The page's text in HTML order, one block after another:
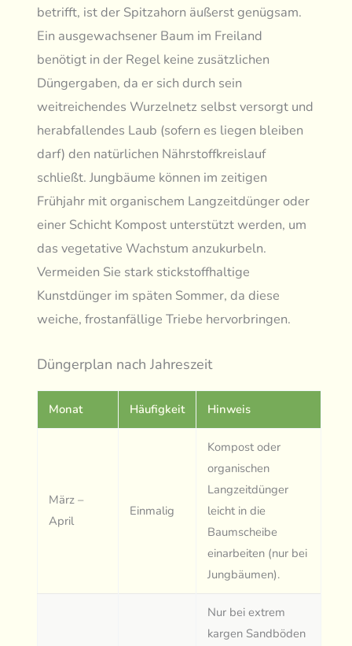
betrifft, ist der Spitzahorn äußerst genügsam.
Ein ausgewachsener Baum im Freiland
benötigt in der Regel keine zusätzlichen
Düngergaben, da er sich durch sein
weitreichendes Wurzelnetz selbst versorgt und
herabfallendes Laub (sofern es liegen bleiben
darf) den natürlichen Nährstoffkreislauf
schließt. Jungbäume können im zeitigen
Frühjahr mit organischem Langzeitdünger oder
einer Schicht Kompost unterstützt werden, um
das vegetative Wachstum anzukurbeln.
Vermeiden Sie stark stickstoffhaltige
Kunstdünger im späten Sommer, da diese
weiche, frostanfällige Triebe hervorbringen.
Düngerplan nach Jahreszeit
Monat Häufigkeit Hinweis
März –
April
Einmalig
Kompost oder
organischen
Langzeitdünger
leicht in die
Baumscheibe
einarbeiten (nur bei
Jungbäumen).
Nur bei extrem
kargen Sandböden